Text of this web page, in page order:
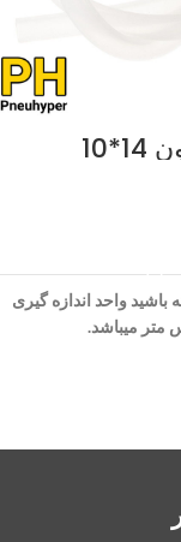
باشید واحد اندازه گیری
متر میباشد.